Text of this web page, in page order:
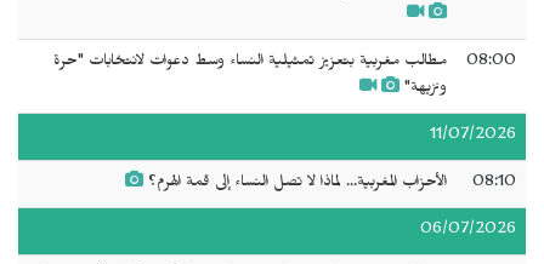
08:00
مطالب مغربية بتعزيز تمثيلية النساء وسط دعوات لانتخابات "حرة
ونزيهة"
11/07/2026
08:10 الأحزاب المغربية... لماذا لا تصل النساء إلى قمة الهرم؟
06/07/2026